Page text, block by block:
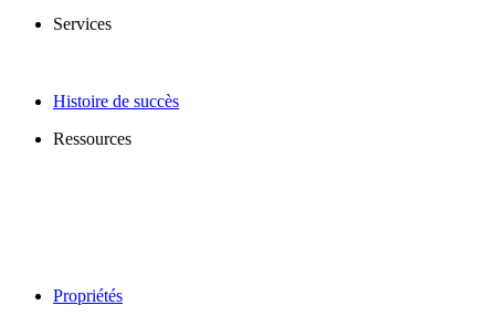
Services
Histoire de succès
Ressources
Propriétés